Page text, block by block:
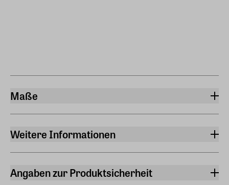
Maße
Länge
21,70 cm
Höhe
Weitere Informationen
Originalsprache
Angaben zur Produktsicherheit